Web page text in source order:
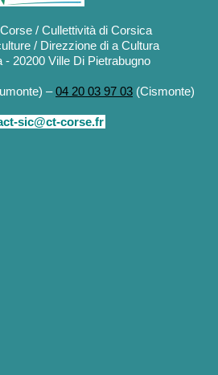
/ Cullettività di Corsica
/ Direzzione di a Cultura
- 20200 Ville Di Pietrabugno
–04 20 03 97 03 (Cismonte)
sic@ct-corse.fr